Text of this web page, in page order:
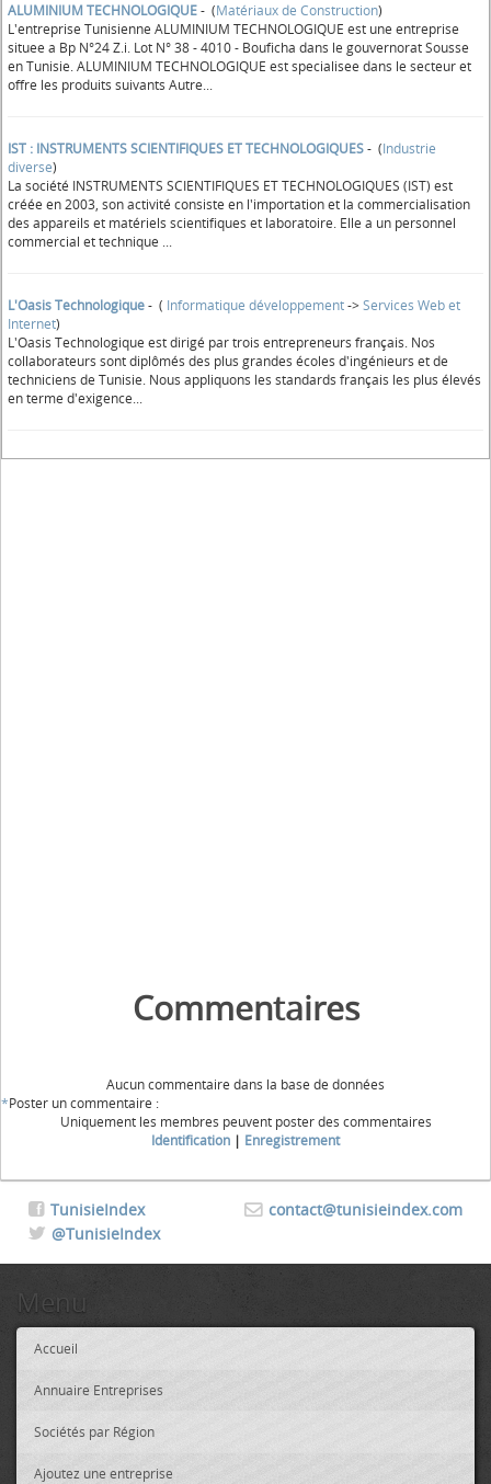
ALUMINIUM TECHNOLOGIQUE- (Matériaux de Construction)
L'entreprise Tunisienne ALUMINIUM TECHNOLOGIQUE est une entreprise
situee a Bp N°24 Z.i. Lot N° 38 - 4010 - Bouficha dans le gouvernorat Sousse
en Tunisie. ALUMINIUM TECHNOLOGIQUE est specialisee dans le secteur et
offre les produits suivants Autre...
IST : INSTRUMENTS SCIENTIFIQUES ET TECHNOLOGIQUES- (Industrie
diverse)
La société INSTRUMENTS SCIENTIFIQUES ET TECHNOLOGIQUES (IST) est
créée en 2003, son activité consiste en l'importation et la commercialisation
des appareils et matériels scientifiques et laboratoire. Elle a un personnel
commercial et technique ...
L'Oasis Technologique- ( Informatique développement->Services Web et
Internet)
L'Oasis Technologique est dirigé par trois entrepreneurs français. Nos
collaborateurs sont diplômés des plus grandes écoles d'ingénieurs et de
techniciens de Tunisie. Nous appliquons les standards français les plus élevés
en terme d'exigence...
Commentaires
Aucun commentaire dans la base de données
*Poster un commentaire :
Uniquement les membres peuvent poster des commentaires
Identification | Enregistrement
contact@tunisieindex.com
TunisieIndex
@TunisieIndex
Menu
Accueil
Annuaire Entreprises
Sociétés par Région
Ajoutez une entreprise